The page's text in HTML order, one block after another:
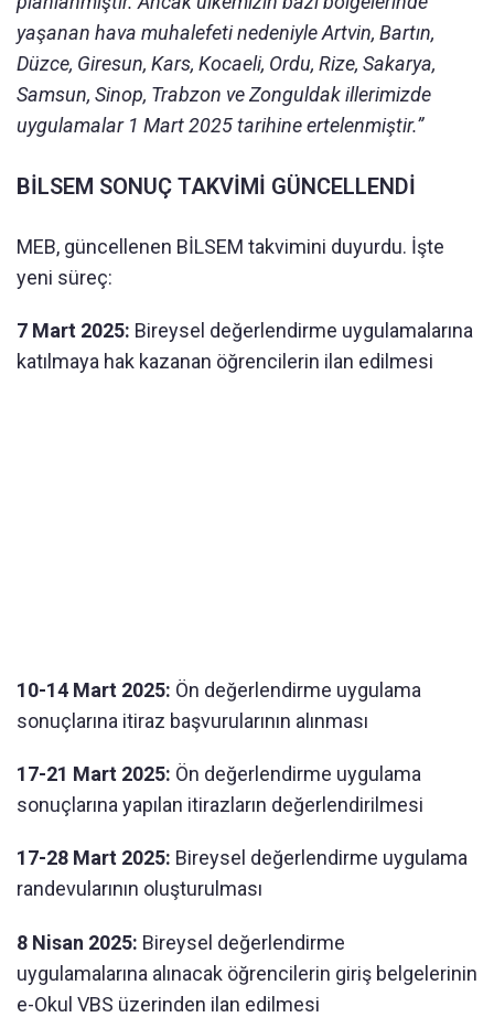
yaşanan hava muhalefeti nedeniyle Artvin, Bartın,
Düzce, Giresun, Kars, Kocaeli, Ordu, Rize, Sakarya,
Samsun, Sinop, Trabzon ve Zonguldak illerimizde
uygulamalar 1 Mart 2025 tarihine ertelenmiştir.”
BİLSEM SONUÇ TAKVİMİ GÜNCELLENDİ
MEB, güncellenen BİLSEM takvimini duyurdu. İşte
yeni süreç:
7 Mart 2025: Bireysel değerlendirme uygulamalarına
katılmaya hak kazanan öğrencilerin ilan edilmesi
10-14 Mart 2025: Ön değerlendirme uygulama
sonuçlarına itiraz başvurularının alınması
17-21 Mart 2025: Ön değerlendirme uygulama
sonuçlarına yapılan itirazların değerlendirilmesi
17-28 Mart 2025: Bireysel değerlendirme uygulama
randevularının oluşturulması
8 Nisan 2025: Bireysel değerlendirme
uygulamalarına alınacak öğrencilerin giriş belgelerinin
e-Okul VBS üzerinden ilan edilmesi